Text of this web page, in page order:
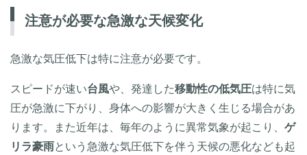
注意が必要な急激な天候変化
急激な気圧低下は特に注意が必要です。
スピードが速い台風や、発達した移動性の低気圧は特に気
圧が急激に下がり、身体への影響が大きく生じる場合があ
ります。また近年は、毎年のように異常気象が起こり、 ゲ
リラ豪雨という急激な気圧低下を伴う天候の悪化なども起